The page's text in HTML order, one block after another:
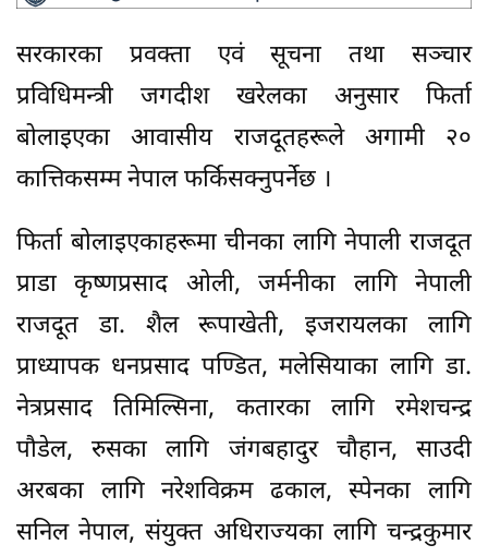
सरकारका प्रवक्ता एवं सूचना तथा सञ्चार
प्रविधिमन्त्री जगदीश खरेलका अनुसार फिर्ता
बोलाइएका आवासीय राजदूतहरूले अगामी २०
कात्तिकसम्म नेपाल फर्किसक्नुपर्नेछ ।
फिर्ता बोलाइएकाहरूमा चीनका लागि नेपाली राजदूत
प्राडा कृष्णप्रसाद ओली, जर्मनीका लागि नेपाली
राजदूत डा. शैल रूपाखेती, इजरायलका लागि
प्राध्यापक धनप्रसाद पण्डित, मलेसियाका लागि डा.
नेत्रप्रसाद तिमिल्सिना, कतारका लागि रमेशचन्द्र
पौडेल, रुसका लागि जंगबहादुर चौहान, साउदी
अरबका लागि नरेशविक्रम ढकाल, स्पेनका लागि
सनिल नेपाल, संयुक्त अधिराज्यका लागि चन्द्रकुमार